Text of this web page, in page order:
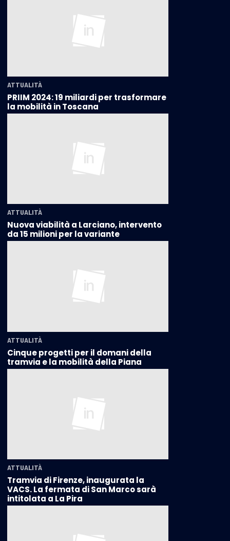
ATTUALITÀ
PRIIM 2024: 19 miliardi per trasformare
la mobilità in Toscana
ATTUALITÀ
Nuova viabilità a Larciano, intervento
da 15 milioni per la variante
ATTUALITÀ
Cinque progetti per il domani della
tramvia e la mobilità della Piana
ATTUALITÀ
Tramvia di Firenze, inaugurata la
VACS. La fermata di San Marco sarà
intitolata a La Pira